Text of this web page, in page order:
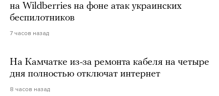
на Wildberries на фоне атак украинских
беспилотников
7 часов назад
На Камчатке из-за ремонта кабеля на четыре
дня полностью отключат интернет
8 часов назад